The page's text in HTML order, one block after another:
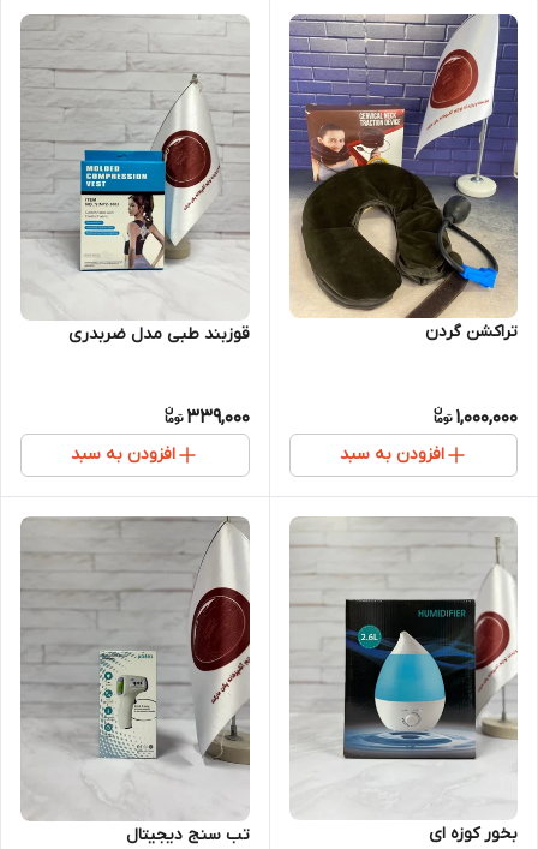
تراکشن گردن
1,000,000
افزودن به سبد
قوزبند طبی مدل ضربدری
339,000
افزودن به سبد
بخور کوزه ای تب سنج دیجیتال